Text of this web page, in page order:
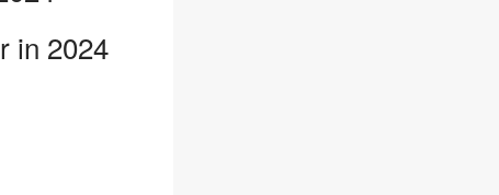
in 2024